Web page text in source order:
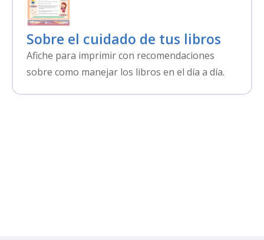
Sobre el cuidado de tus libros
Afiche para imprimir con recomendaciones
sobre como manejar los libros en el día a día.